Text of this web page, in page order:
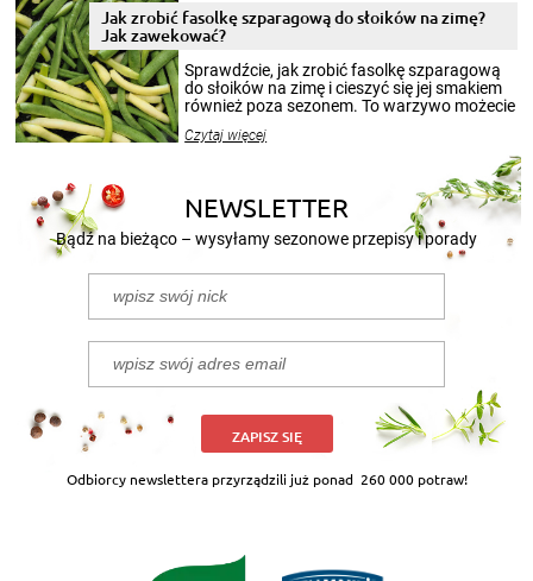
pełni poczuć atmosferę cieplejszych
miesięcy. Przygotowanie słoików ze
smakowitą zawartością musi obejmować
patenty, które pozwolą zachować świeżość
przetworów.
Jak zrobić fasolkę szparagową do słoików na zimę?
Jak zawekować?
Sprawdźcie, jak zrobić fasolkę szparagową
do słoików na zimę i cieszyć się jej smakiem
również poza sezonem. To warzywo możecie
nasze propozycje!
Czytaj więcej
NEWSLETTER
Bądź na bieżąco – wysyłamy sezonowe przepisy i porady
ZAPISZ SIĘ
Odbiorcy newslettera przyrządzili już ponad 260 000 potraw!